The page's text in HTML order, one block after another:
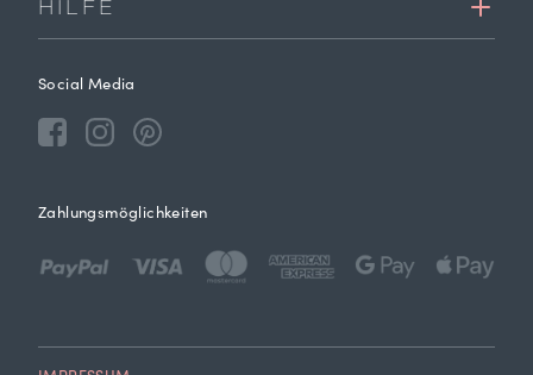
HILFE
Social Media
Zahlungsmöglichkeiten